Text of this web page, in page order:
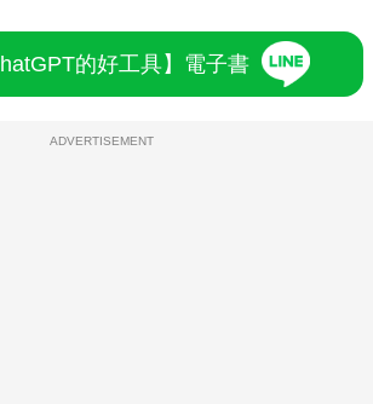
的好工具】電子書
ADVERTISEMENT